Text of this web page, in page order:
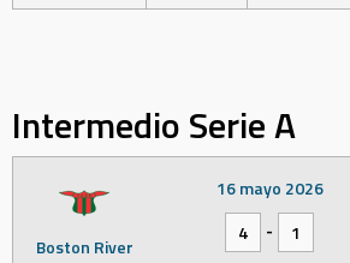
Intermedio Serie A
Boston River
16 mayo 2026
4
-
1